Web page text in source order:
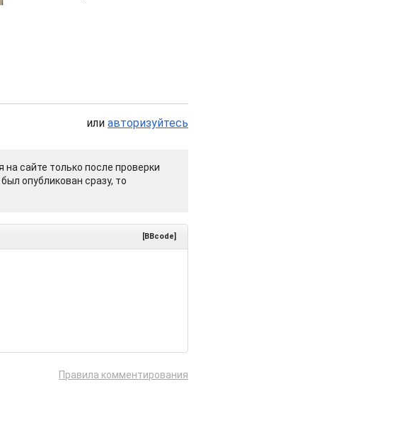
или авторизуйтесь
сайте только после проверки
опубликован сразу, то
[BBcode]
Правила комментирования